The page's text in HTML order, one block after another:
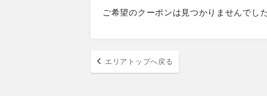
ご希望のクーポンは見つかりませんでし
エリアトップへ戻る